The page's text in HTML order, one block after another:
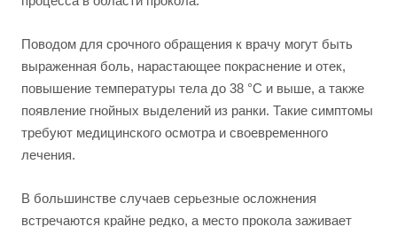
Поводом для срочного обращения к врачу могут быть
выраженная боль, нарастающее покраснение и отек,
повышение температуры тела до 38 °C и выше, а также
появление гнойных выделений из ранки. Такие симптомы
требуют медицинского осмотра и своевременного
лечения.
В большинстве случаев серьезные осложнения
встречаются крайне редко, а место прокола заживает